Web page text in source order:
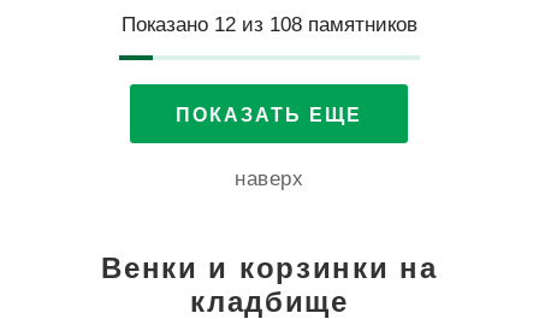
Показано 12из 108 памятников
ПОКАЗАТЬ ЕЩЕ
наверх
Венки и корзинки на
кладбище